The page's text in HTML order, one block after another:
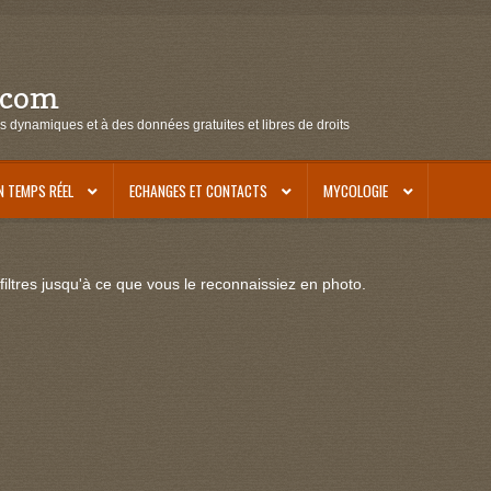
et à des données gratuites et libres de droits
TEMPS RÉEL ECHANGES ET CONTACTS MYCOLOGIE
jusqu'à ce que vous le reconnaissiez en photo.